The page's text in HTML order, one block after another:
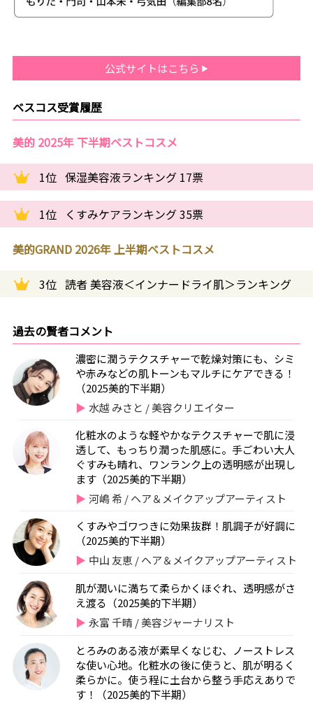
公式サイトはこちら
ベスコス受賞履歴
美的 2025年 下半期ベストコスメ
1位 保湿美容液ランキング 17票
1位 くすみケアランキング 35票
美的GRAND 2026年 上半期ベストコスメ
3位 読者 美容液＜インナードライ肌＞ランキング
過去の賢者コメント
濃密に潤うテクスチャーで乾燥対策にも、シミ
や赤みなどの肌トーンもマルチにケアできる！
（2025美的下半期）
水越 みさと / 美容クリエイター
化粧水のような軽やかなテクスチャーで肌に浸
透して、もっちり潤った肌感に。手ごわい大人
ぐすみも晴れ、ワンランク上の透明感が出現し
ます（2025美的下半期）
河嶋 希 / ヘア＆メイクアップアーティスト
くすみやゴワつきに効果抜群！肌調子が好調に
（2025美的下半期）
中山 友恵 / ヘア＆メイクアップアーティスト
肌が潤いに満ちて柔らかくほぐれ、透明感がさ
え渡る（2025美的下半期）
永富 千晴 / 美容ジャーナリスト
とろみのある液が素早くなじむ、ノーストレス
な使い心地。化粧水の後に使うと、肌が明るく
柔らかに。使う程に土台から整う手応えありで
す！（2025美的下半期）